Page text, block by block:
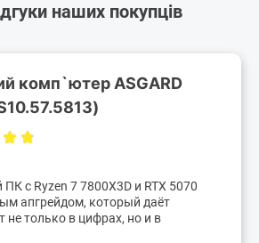
наших покупців
комп`ютер ASGARD
с Ryzen 7 7800X3D и RTX 5070
апгрейдом, который даёт
не только в цифрах, но и в